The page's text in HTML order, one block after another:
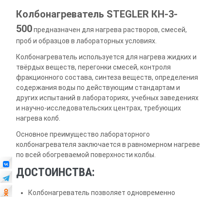
Колбонагреватель STEGLER КН-3-
500предназначен для нагрева растворов, смесей,
проб и образцов в лабораторных условиях.
Колбонагреватель используется для нагрева жидких и
твёрдых веществ, перегонки смесей, контроля
фракционного состава, синтеза веществ, определения
содержания воды по действующим стандартам и
других испытаний в лабораториях, учебных заведениях
и научно-исследовательских центрах, требующих
нагрева колб.
Основное преимущество лабораторного
колбонагревателя заключается в равномерном нагреве
по всей обогреваемой поверхности колбы.
ДОСТОИНСТВА:
Колбонагреватель позволяет одновременно